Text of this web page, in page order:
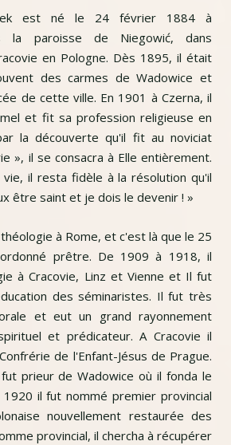
est né le 24 février 1884 à
la paroisse de Niegowić, dans
en Pologne. Dès 1895, il était
des carmes de Wadowice et
de cette ville. En 1901 à Czerna, il
et fit sa profession religieuse en
la découverte qu'il fit au noviciat
», il se consacra à Elle entièrement.
vie, il resta fidèle à la résolution qu'il
être saint et je dois le devenir ! »
à Rome, et c'est là que le 25
prêtre. De 1909 à 1918, il
à Cracovie, Linz et Vienne et Il fut
des séminaristes. Il fut très
et eut un grand rayonnement
et prédicateur. A Cracovie il
de l'Enfant-Jésus de Prague.
prieur de Wadowice où il fonda le
1920 il fut nommé premier provincial
nouvellement restaurée des
provincial, il chercha à récupérer